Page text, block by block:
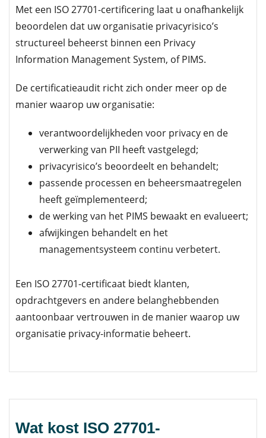
Met een ISO 27701-certificering laat u onafhankelijk
beoordelen dat uw organisatie privacyrisico’s
structureel beheerst binnen een Privacy
Information Management System, of PIMS.
De certificatieaudit richt zich onder meer op de
manier waarop uw organisatie:
verantwoordelijkheden voor privacy en de
verwerking van PII heeft vastgelegd;
privacyrisico’s beoordeelt en behandelt;
passende processen en beheersmaatregelen
heeft geïmplementeerd;
de werking van het PIMS bewaakt en evalueert;
afwijkingen behandelt en het
managementsysteem continu verbetert.
Een ISO 27701-certificaat biedt klanten,
opdrachtgevers en andere belanghebbenden
aantoonbaar vertrouwen in de manier waarop uw
organisatie privacy-informatie beheert.
Wat kost ISO 27701-